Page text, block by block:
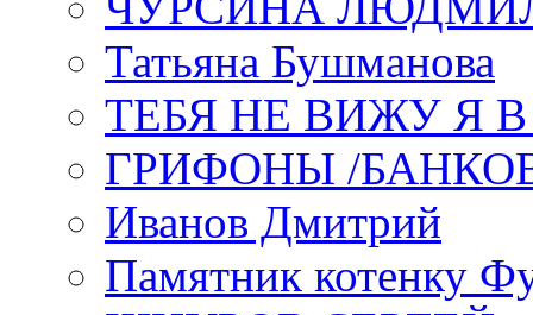
Татьяна Бушманова
ТЕБЯ НЕ ВИЖУ Я
ГРИФОНЫ /
Иванов Дмитрий
Памятник котенку